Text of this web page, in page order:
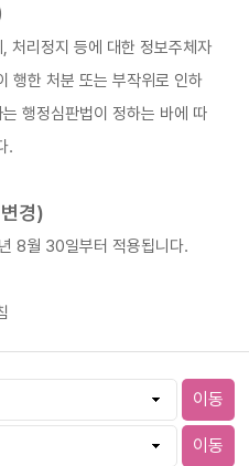
처리정지 등에 대한 정보주체자
행한 처분 또는 부작위로 인하
행정심판법이 정하는 바에 따
.
경)
8월 30일부터 적용됩니다.
이동
이동